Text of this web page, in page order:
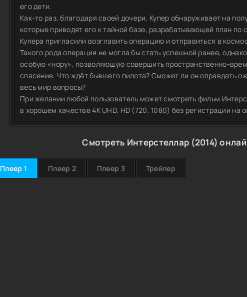
его дети.
Как-то раз, благодаря своей дочери, Купер обнаруживает на
которые приводят его к тайной базе, разрабатывающей план по
Купера пригласили возглавить операцию и отправиться в
Такого рода операция не могла бы стать успешной ранее,
особую «нору», позволяющую совершить пространственно-
спасение. Что ждёт бывшего пилота? Сможет ли он оправдать
весь мир вопросы?
При желании любой пользователь может смотреть фильм
в хорошем качестве 4K UHD, HD (720, 1080) без регистрации на
Смотреть Интерстеллар (2014)
Плеер 1 Плеер 2 Плеер 3 Трейлер